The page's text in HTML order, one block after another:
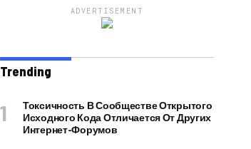
ADVERTISEMENT
Trending
Токсичность В Сообществе Открытого
Исходного Кода Отличается От Других
Интернет-Форумов